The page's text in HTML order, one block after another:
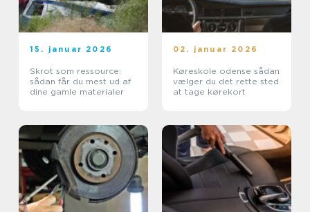
15. januar 2026
Skrot som ressource:
sådan får du mest ud af
dine gamle materialer
02. januar 2026
Køreskole odense sådan
vælger du det rette sted
at tage kørekort